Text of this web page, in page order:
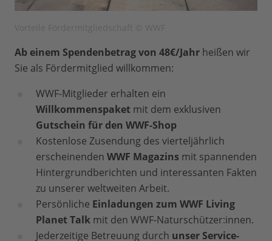
Ab einem Spendenbetrag von 48€/Jahr heißen wir
Sie als Fördermitglied willkommen:
WWF-Mitglieder erhalten ein
Willkommenspaket mit dem exklusiven
Gutschein für den WWF-Shop
Kostenlose Zusendung des vierteljährlich
erscheinenden WWF Magazins mit spannenden
Hintergrundberichten und interessanten Fakten
zu unserer weltweiten Arbeit.
Persönliche Einladungen zum WWF Living
Planet Talk mit den WWF-Naturschützer:innen.
Jederzeitige Betreuung durch unser Service-